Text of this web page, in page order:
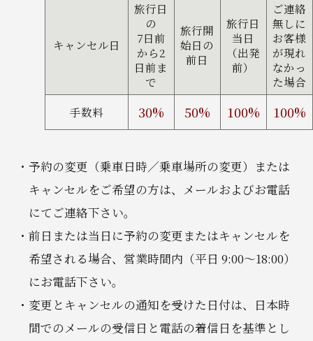
キャンセル日
旅行日
の
7日前
から2
日前ま
で
旅行開
始日の
前日
旅行日
当日
（出発
前）
ご連絡
無しに
お客様
が現れ
なかっ
た場合
手数料
30% 50% 100% 100%
予約の変更（乗車日時／乗車場所の変更）または
キャンセルをご希望の方は、メールおよびお電話
にてご連絡下さい。
前日または当日に予約の変更またはキャンセルを
希望される場合、営業時間内（平日 9:00～18:00）
にお電話下さい。
変更とキャンセルの通知を受けた日付は、日本時
間でのメールの受信日と電話の着信日を基準とし